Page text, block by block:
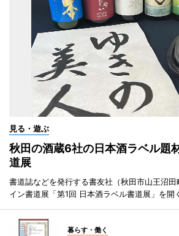
見る・遊ぶ
秋田の酒蔵6社の日本酒ラベル題
道展
書道誌などを発行する書友社（秋田市山王沼
イン書道展「第1回 日本酒ラベル書道展」を開
暮らす・働く